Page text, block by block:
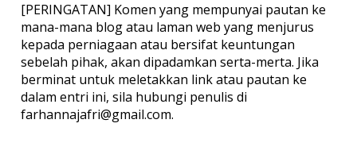
[PERINGATAN] Komen yang mempunyai pautan ke
mana-mana blog atau laman web yang menjurus
kepada perniagaan atau bersifat keuntungan
sebelah pihak, akan dipadamkan serta-merta. Jika
berminat untuk meletakkan link atau pautan ke
dalam entri ini, sila hubungi penulis di
farhannajafri@gmail.com.